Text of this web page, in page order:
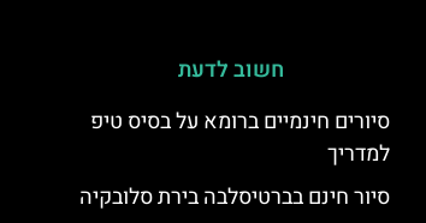
חשוב לדעת
סיורים חינמיים ברומא על בסיס טיפ
למדריך
סיור חינם בברטיסלבה בירת סלובקיה